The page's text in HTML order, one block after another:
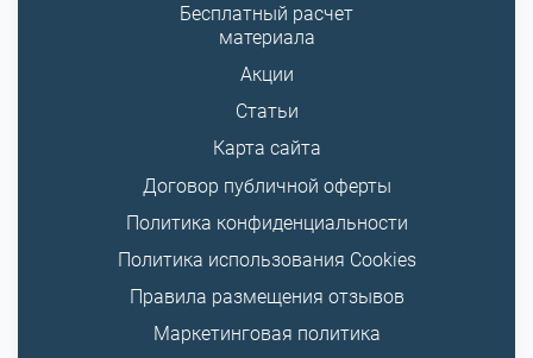
Бесплатный расчет
материала
Акции
Статьи
Карта сайта
Договор публичной оферты
Политика конфиденциальности
Политика использования Cookies
Правила размещения отзывов
Маркетинговая политика